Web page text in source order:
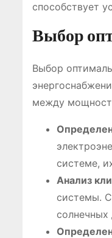
способствует
Выбор
Выбор
между
системе,
Анализ
системы.
солнечных